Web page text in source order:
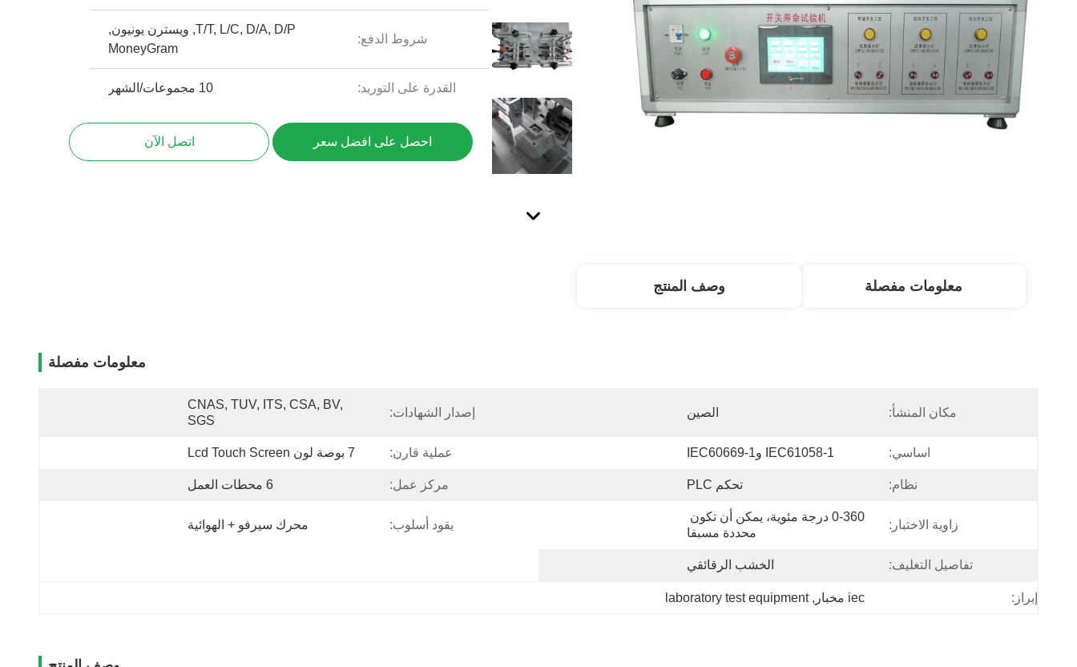
شروط الدفع:
T/T, L/C, D/A, D/P, ويسترن يونيون,
MoneyGram
القدرة على التوريد: 10 مجموعات/الشهر
احصل على افضل سعر اتصل الآن
معلومات مفصلة وصف المنتج
معلومات مفصلة
مكان المنشأ: الصين إصدار الشهادات:
CNAS, TUV, ITS, CSA, BV,
SGS
اساسي: IEC61058-1 وIEC60669-1 عملية قارن: 7 بوصة لون Lcd Touch Screen
نظام: تحكم PLC مركز عمل: 6 محطات العمل
زاوية الاختبار:
محددة مسبقا
يقود أسلوب: محرك سيرفو + الهوائية
تفاصيل التغليف: الخشب الرقائقي
إبراز: iec مخبار ,
laboratory test equipment